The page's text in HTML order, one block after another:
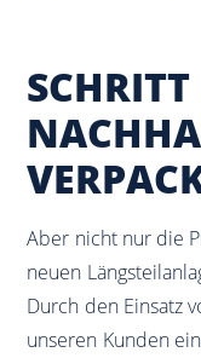
Aber nicht nur die
neuen
Durch den Einsatz
unseren Kunden